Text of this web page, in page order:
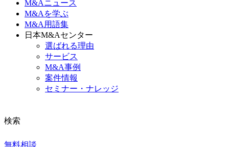
M&Aニュース
M&Aを学ぶ
M&A用語集
日本M&Aセンター
選ばれる理由
サービス
M&A事例
案件情報
セミナー・ナレッジ
検索
無料相談